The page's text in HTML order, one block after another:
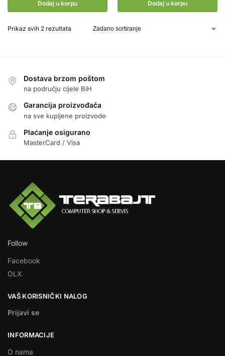
Dodaj u korpu Dodaj u korpu
Prikaz svih 2 rezultata
Dostava brzom poštom
na području cijele BiH
Garancija proizvođača
na sve kupljene proizvode
Plaćanje osigurano
MasterCard / Visa
Follow
Facebook
OLX
VAŠ KORISNIČKI NALOG
Prijavi se
INFORMACIJE
O nama